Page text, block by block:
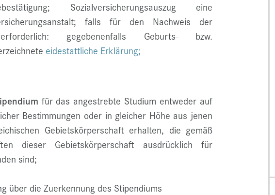
Sozialversicherungsauszug eine
falls für den Nachweis der
gegebenenfalls Geburts- bzw.
eidestattliche Erklärung;
für das angestrebte Studium entweder auf
Bestimmungen oder in gleicher Höhe aus jenen
Gebietskörperschaft erhalten, die gemäß
dieser Gebietskörperschaft ausdrücklich für
sind;
über die Zuerkennung des Stipendiums